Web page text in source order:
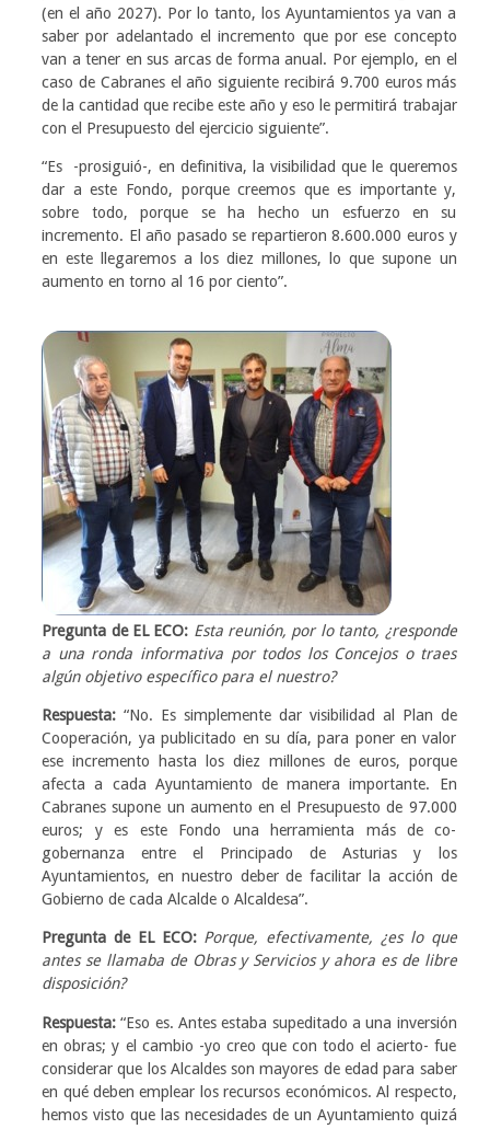
(en el año 2027). Por lo tanto, los Ayuntamientos ya van a
saber por adelantado el incremento que por ese concepto
van a tener en sus arcas de forma anual. Por ejemplo, en el
caso de Cabranes el año siguiente recibirá 9.700 euros más
de la cantidad que recibe este año y eso le permitirá trabajar
con el Presupuesto del ejercicio siguiente”.
“Es -prosiguió-, en definitiva, la visibilidad que le queremos
dar a este Fondo, porque creemos que es importante y,
sobre todo, porque se ha hecho un esfuerzo en su
incremento. El año pasado se repartieron 8.600.000 euros y
en este llegaremos a los diez millones, lo que supone un
aumento en torno al 16 por ciento”.
Pregunta de EL ECO: Esta reunión, por lo tanto, ¿responde
a una ronda informativa por todos los Concejos o traes
algún objetivo específico para el nuestro?
Respuesta: “No. Es simplemente dar visibilidad al Plan de
Cooperación, ya publicitado en su día, para poner en valor
ese incremento hasta los diez millones de euros, porque
afecta a cada Ayuntamiento de manera importante. En
Cabranes supone un aumento en el Presupuesto de 97.000
euros; y es este Fondo una herramienta más de co-
gobernanza entre el Principado de Asturias y los
Ayuntamientos, en nuestro deber de facilitar la acción de
Gobierno de cada Alcalde o Alcaldesa”.
Pregunta de EL ECO: Porque, efectivamente, ¿es lo que
antes se llamaba de Obras y Servicios y ahora es de libre
disposición?
Respuesta: “Eso es. Antes estaba supeditado a una inversión
en obras; y el cambio -yo creo que con todo el acierto- fue
considerar que los Alcaldes son mayores de edad para saber
en qué deben emplear los recursos económicos. Al respecto,
hemos visto que las necesidades de un Ayuntamiento quizá